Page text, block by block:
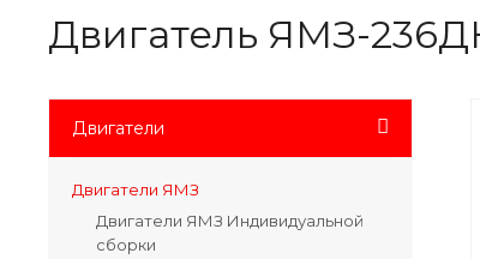
Двигатель ЯМЗ-
Двигатели
Двигатели ЯМЗ
Двигатели ЯМЗ Индивидуальной
сборки